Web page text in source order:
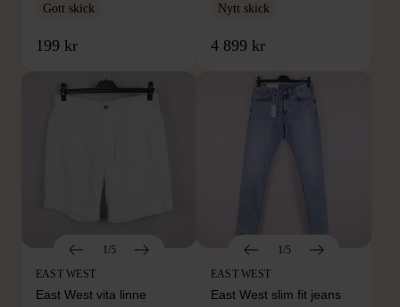
Gott skick
199 kr
Nytt skick
4 899 kr
1/5
EAST WEST
East West vita linne
1/5
EAST WEST
East West slim fit jeans